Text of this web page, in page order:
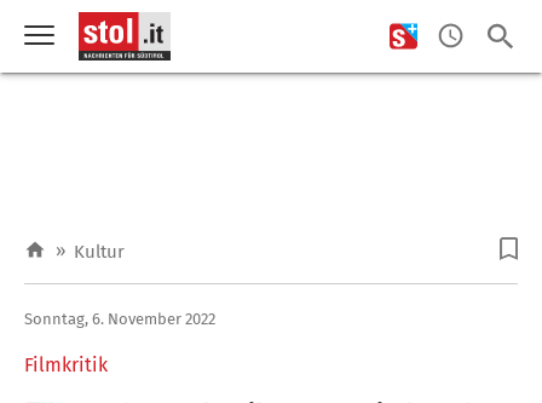
» Kultur
Filmkritik
Sonntag, 6. November 2022